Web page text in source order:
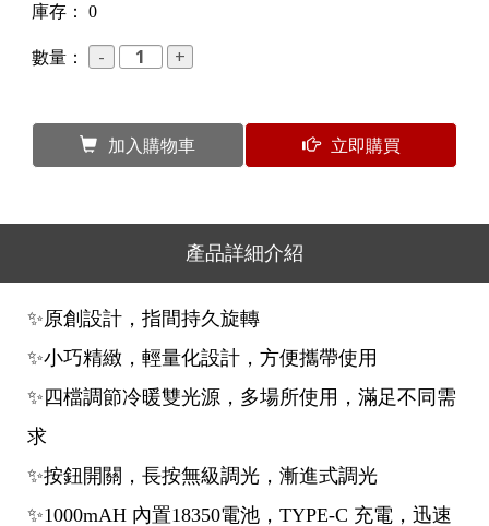
庫存： 0
數量：
加入購物車 立即購買
產品詳細介紹
✨原創設計，指間持久旋轉
✨小巧精緻，輕量化設計，方便攜帶使用
✨四檔調節冷暖雙光源，多場所使用，滿足不同需
求
✨按鈕開關，長按無級調光，漸進式調光
✨1000mAH 內置18350電池，TYPE-C 充電，迅速